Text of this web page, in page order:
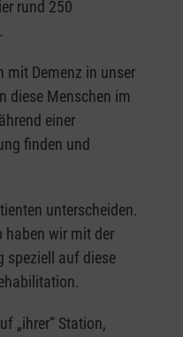
rund 250
mit Demenz in unser
diese Menschen im
einer
finden und
unterscheiden.
haben wir mit der
speziell auf diese
„ihrer“ Station,